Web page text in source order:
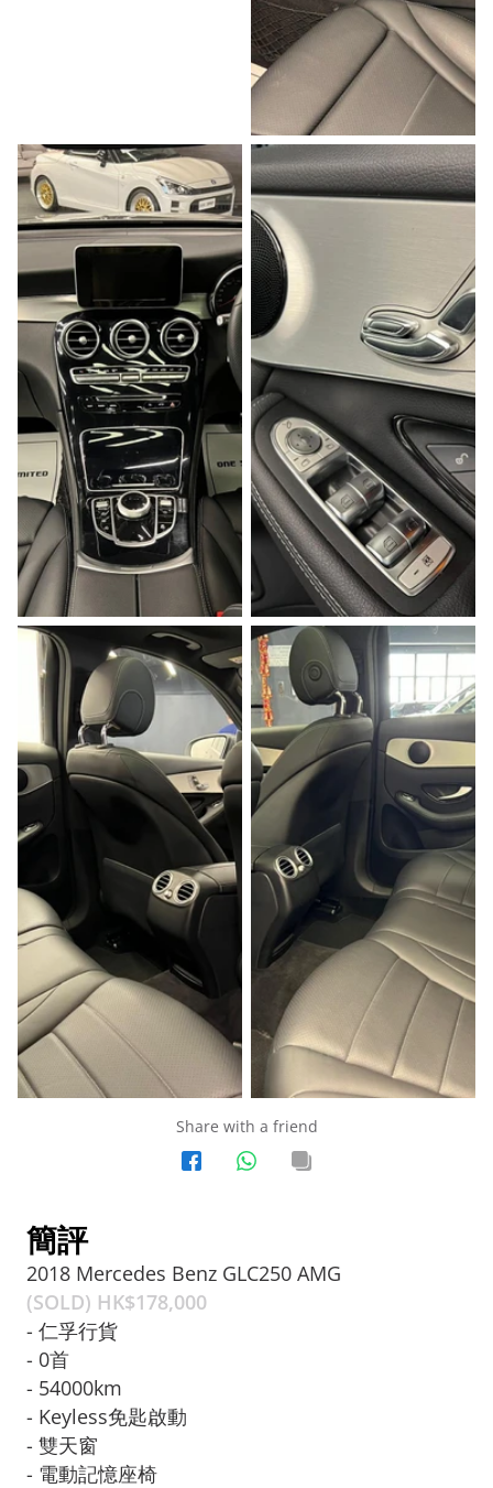
Share with a friend
簡評
2018 Mercedes Benz GLC250 AMG
(SOLD) HK$178,000
- 仁孚行貨
- 0首
- 54000km
- Keyless免匙啟動
- 雙天窗
- 電動記憶座椅